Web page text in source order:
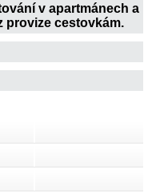
v apartmánech a
provize cestovkám.